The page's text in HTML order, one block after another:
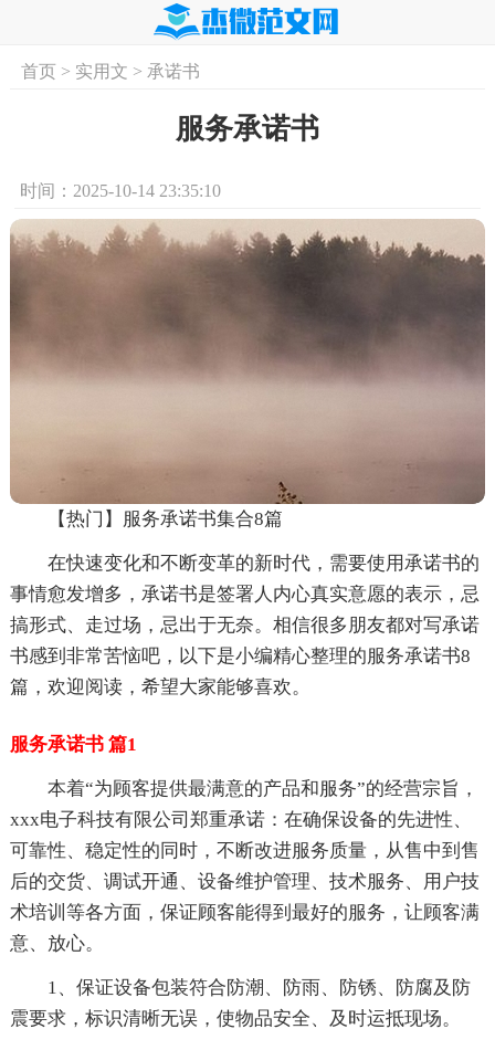
首页 实用文
首页> 实用文 > 承诺书
服务承诺书
时间：2025-10-14 23:35:10
【热门】服务承诺书集合8篇
在快速变化和不断变革的新时代，需要使用承诺书的
事情愈发增多，承诺书是签署人内心真实意愿的表示，忌
搞形式、走过场，忌出于无奈。相信很多朋友都对写承诺
书感到非常苦恼吧，以下是小编精心整理的服务承诺书8
篇，欢迎阅读，希望大家能够喜欢。
服务承诺书 篇1
本着“为顾客提供最满意的产品和服务”的经营宗旨，
xxx电子科技有限公司郑重承诺：在确保设备的先进性、
可靠性、稳定性的同时，不断改进服务质量，从售中到售
后的交货、调试开通、设备维护管理、技术服务、用户技
术培训等各方面，保证顾客能得到最好的服务，让顾客满
意、放心。
1、保证设备包装符合防潮、防雨、防锈、防腐及防
震要求，标识清晰无误，使物品安全、及时运抵现场。